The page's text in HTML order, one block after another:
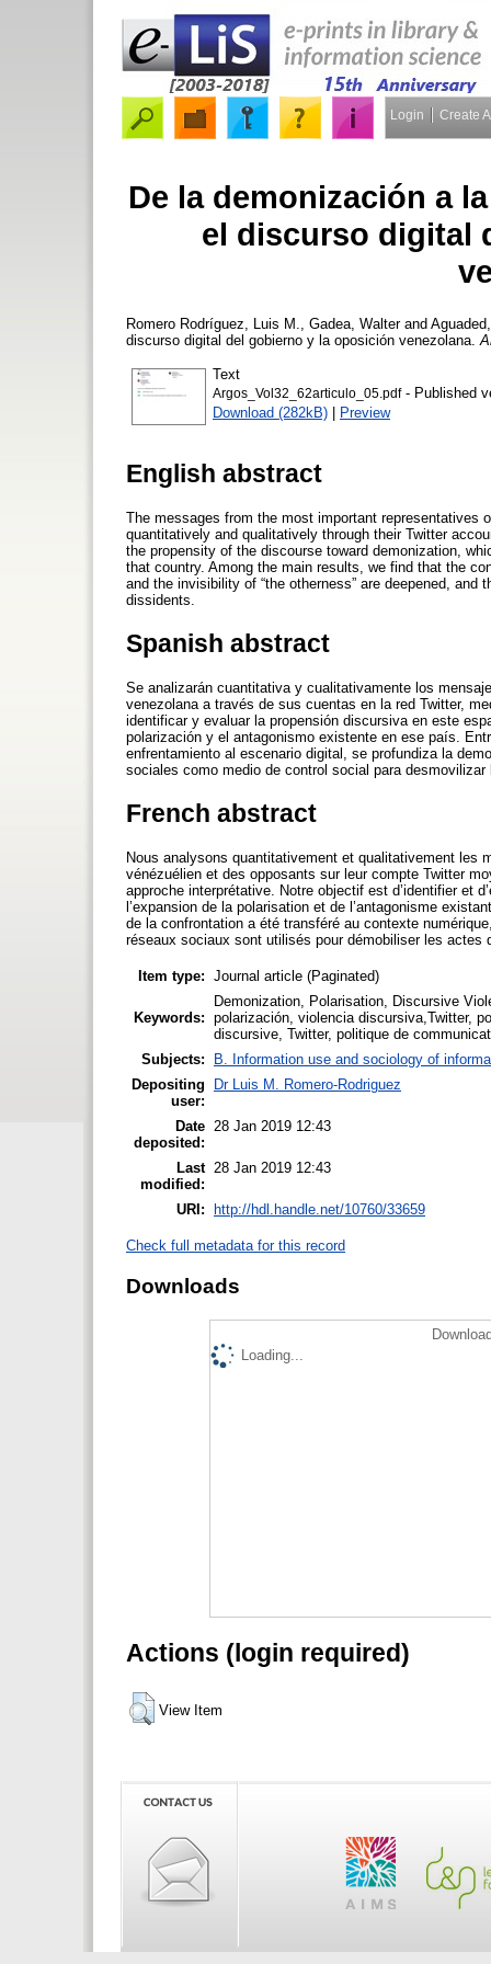
Login Create
De la demonización a
el discurso digital
Romero Rodríguez, Luis M. Gadea, Walterand
discurso digital del gobierno y la oposición venezolana.
Text
Argos_Vol32_62articulo_05.pdf- Published
Download (282kB) | Preview
English abstract
The messages from the most important representatives
quantitatively and qualitatively through their Twitter
the propensity of the discourse toward demonization,
that country. Among the main results, we find that the
and the invisibility of “the otherness” are deepened,
dissidents.
Spanish abstract
Se analizarán cuantitativa y cualitativamente los
venezolana a través de sus cuentas en la red Twitter,
identificar y evaluar la propensión discursiva en este
polarización y el antagonismo existente en ese país.
enfrentamiento al escenario digital, se profundiza la
sociales como medio de control social para
French abstract
Nous analysons quantitativement et qualitativement les
vénézuélien et des opposants sur leur compte Twitter
approche interprétative. Notre objectif est d’identifier et
l’expansion de la polarisation et de l’antagonisme
de la confrontation a été transféré au contexte
réseaux sociaux sont utilisés pour démobiliser les actes
Item type: Journal article (Paginated)
Keywords:
Demonization, Polarisation, Discursive
polarización, violencia discursiva,Twitter,
discursive, Twitter, politique de
Subjects:
B. Information use and sociology of
Depositing
user:
Dr Luis M. Romero-Rodriguez
Date
deposited:
28 Jan 2019 12:43
Last
modified:
28 Jan 2019 12:43
URI: http://hdl.handle.net/10760/33659
Check full metadata for this record
Downloads
Loading...
Actions (login required)
View Item